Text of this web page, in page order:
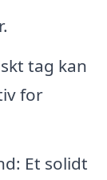
tag kan
for
Et solidt